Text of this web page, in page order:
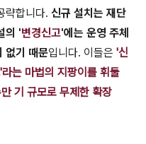
략합니다. 신규 설치는 재단
의 '변경신고'에는 운영 주체
없기 때문입니다. 이들은 '신
는 마법의 지팡이를 휘둘
기 규모로 무제한 확장